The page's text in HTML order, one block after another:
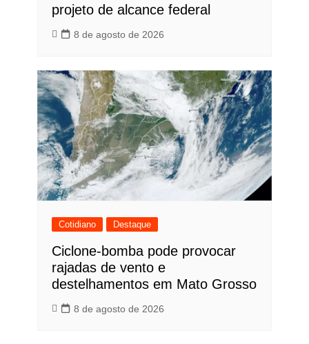
projeto de alcance federal
8 de agosto de 2026
Cotidiano Destaque
Ciclone-bomba pode provocar
rajadas de vento e
destelhamentos em Mato Grosso
8 de agosto de 2026